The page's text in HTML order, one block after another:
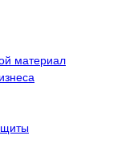
материал